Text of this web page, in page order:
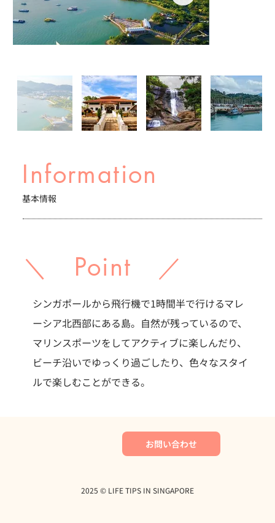
Information
基本情報
＼ Point ／
シンガポールから飛行機で1時間半で行けるマレ
ーシア北西部にある島。自然が残っているので、
マリンスポーツをしてアクティブに楽しんだり、
ビーチ沿いでゆっくり過ごしたり、色々なスタイ
ルで楽しむことができる。
2025 ©︎ LIFE TIPS IN SINGAPORE
お問い合わせ